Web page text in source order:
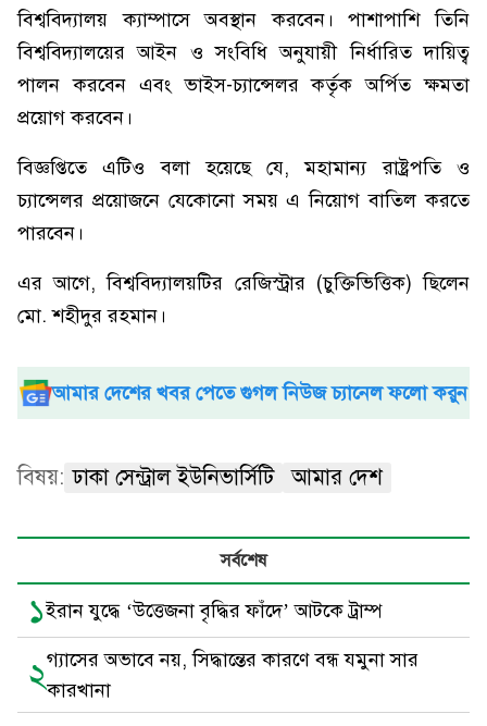
বিশ্ববিদ্যালয় ক্যাম্পাসে অবস্থান করবেন। পাশাপাশি তিনি
বিশ্ববিদ্যালয়ের আইন ও সংবিধি অনুযায়ী নির্ধারিত দায়িত্ব
পালন করবেন এবং ভাইস-চ্যান্সেলর কর্তৃক অর্পিত ক্ষমতা
প্রয়োগ করবেন।
বিজ্ঞপ্তিতে এটিও বলা হয়েছে যে, মহামান্য রাষ্ট্রপতি ও
চ্যান্সেলর প্রয়োজনে যেকোনো সময় এ নিয়োগ বাতিল করতে
পারবেন।
এর আগে, বিশ্ববিদ্যালয়টির রেজিস্ট্রার (চুক্তিভিত্তিক) ছিলেন
মো. শহীদুর রহমান।
আমার দেশের খবর পেতে গুগল নিউজ চ্যানেল ফলো করুন
বিষয়: ঢাকা সেন্ট্রাল ইউনিভার্সিটি আমার দেশ
সর্বশেষ
১ইরান যুদ্ধে ‘উত্তেজনা বৃদ্ধির ফাঁদে’ আটকে ট্রাম্প
২গ্যাসের অভাবে নয়, সিদ্ধান্তের কারণে বন্ধ যমুনা সার
কারখানা